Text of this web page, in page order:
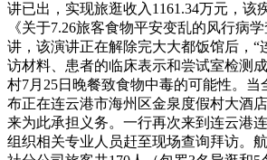
讲已出，实现旅逛收入1161.34万元，该
《关于7.26旅客食物平安变乱的风行病
讲，该演讲正在解除完大大都饭馆后，“
访材料、患者的临床表示和尝试室检测
村7月25日晚餐致食物中毒的可能性。当
布正在连云港市海州区金泉度假村大酒
来为此承担义务。一行再次来到连云港
组织相关专业人员赶至现场查询拜访。